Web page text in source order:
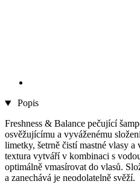
Popis
Freshness & Balance pečující
osvěžujícímu a vyváženému
limetky, šetrně čistí mastné vlasy
textura vytváří v kombinaci s
optimálně vmasírovat do vlasů.
a zanechává je neodolatelně svěží.